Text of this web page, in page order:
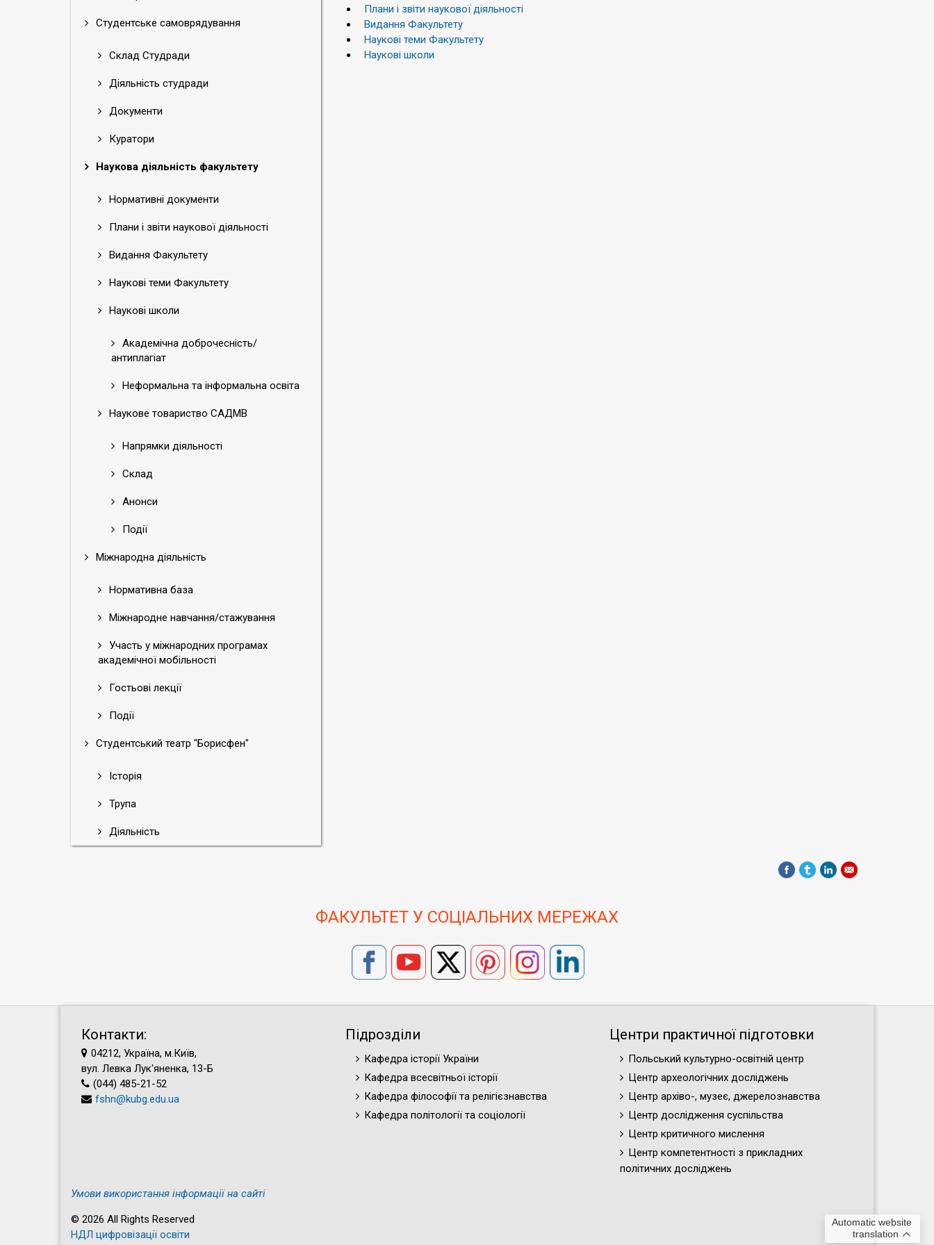
Студентське самоврядування
Склад Студради
Діяльність студради
Документи
Куратори
Наукова діяльність факультету
Нормативні документи
Плани і звіти наукової діяльності
Видання Факультету
Наукові теми Факультету
Наукові школи
Академічна доброчесність/
антиплагіат
Неформальна та інформальна освіта
Наукове товариство САДМВ
Напрямки діяльності
Склад
Анонси
Події
Міжнародна діяльність
Нормативна база
Міжнародне навчання/стажування
Участь у міжнародних програмах
академічної мобільності
Гостьові лекції
Події
Студентський театр "Борисфен"
Історія
Трупа
Діяльність
Плани і звіти наукової діяльності
Видання Факультету
Наукові теми Факультету
Наукові школи
Automatic website
translation
ФАКУЛЬТЕТ У СОЦІАЛЬНИХ МЕРЕЖАХ
Контакти:
04212, Україна, м.Київ,
вул. Левка Лук'яненка, 13-Б
(044) 485-21-52
fshn@kubg.edu.ua
Підрозділи
Кафедра історії України
Кафедра всесвітньої історії
Кафедра філософії та релігієзнавства
Кафедра політології та соціології
Центри практичної підготовки
Польський культурно-освітній центр
Центр археологічних досліджень
Центр архіво-, музеє, джерелознавства
Центр дослідження суспільства
Центр критичного мислення
Центр компетентності з прикладних
політичних досліджень
Умови використання інформації на сайті
© 2026 All Rights Reserved
НДЛ цифровізації освіти